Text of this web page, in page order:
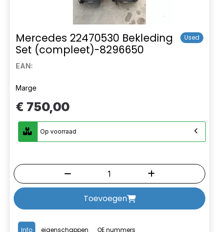
Mercedes 22470530 Bekleding
Set (compleet)-8296650
Used
EAN:
Info eigenschappen OE nummers
Marge
€ 750,00
Op voorraad
Toevoegen